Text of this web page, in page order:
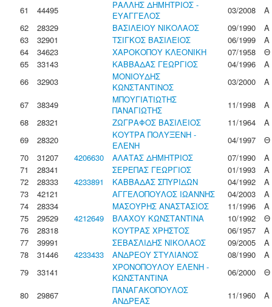
61
44495
ΡΑΛΛΗΣ ΔΗΜΗΤΡΙΟΣ -
ΕΥΑΓΓΕΛΟΣ
03/2008
Α
62
28329 ΒΑΣΙΛΕΙΟΥ ΝΙΚΟΛΑΟΣ 09/1990
Α
63
32901 ΤΣΙΓΚΟΣ ΒΑΣΙΛΕΙΟΣ 06/1999
Α
64
34623 ΧΑΡΟΚΟΠΟΥ ΚΛΕΟΝΙΚΗ 07/1958
Θ
65
33143 ΚΑΒΒΑΔΑΣ ΓΕΩΡΓΙΟΣ 04/1996
Α
66
32903
ΜΟΝΙΟΥΔΗΣ
ΚΩΝΣΤΑΝΤΙΝΟΣ
03/2000
Α
67
38349
ΜΠΟΥΓIΑΤΙΩΤΗΣ
ΠΑΝΑΓΙΩΤΗΣ
11/1998
Α
68
28321 ΖΩΓΡΑΦΟΣ ΒΑΣΙΛΕΙΟΣ 11/1964
Α
69
28320
ΚΟΥΤΡΑ ΠΟΛΥΞΕΝΗ -
ΕΛΕΝΗ
04/1997
Θ
70
31207 4206630 ΑΛΑΤΑΣ ΔΗΜΗΤΡΙΟΣ 07/1990
Α
71
28341 ΣΕΡΕΠΑΣ ΓΕΩΡΓΙΟΣ 01/1993
Α
72
28333 4233891 ΚΑΒΒΑΔΑΣ ΣΠΥΡΙΔΩΝ 04/1992
Α
73
42121 ΑΓΓΕΛΟΠΟΥΛΟΣ ΙΩΑΝΝΗΣ 04/2003
Α
74
28334 ΜΑΣΟΥΡΗΣ ΑΝΑΣΤΑΣΙΟΣ 11/1996
Α
75
29529 4212649 ΒΛΑΧΟΥ ΚΩΝΣΤΑΝΤΙΝΑ 10/1992
Θ
76
28318 ΚΟΥΤΡΑΣ ΧΡΗΣΤΟΣ 06/1957
Α
77
39991 ΣΕΒΑΣΛΙΔΗΣ ΝΙΚΟΛΑΟΣ 09/2005
Α
78
31446 4233433 ΑΝΔΡΕΟΥ ΣΤΥΛΙΑΝΟΣ 08/1990
Α
79
33141
ΧΡΟΝΟΠΟΥΛΟΥ ΕΛΕΝΗ -
ΚΩΝΣΤΑΝΤΙΝΑ
06/2000
Θ
80
29867
ΠΑΝΑΓΑΚΟΠΟΥΛΟΣ
ΑΝΔΡΕΑΣ
11/1960 Α